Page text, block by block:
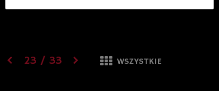
23 / 33 WSZYSTKIE